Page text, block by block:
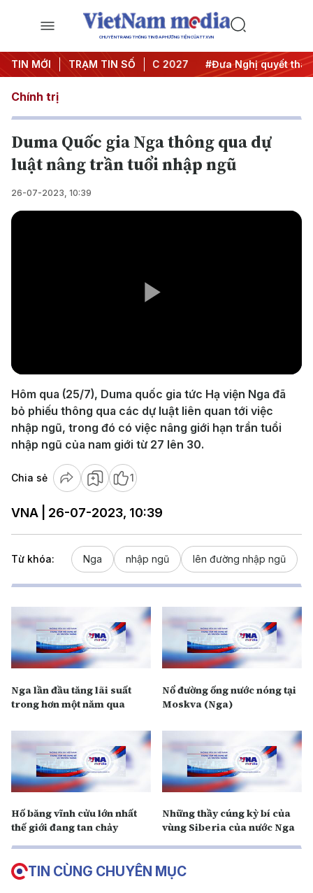
CHUYÊN TRANG THÔNG TIN ĐA PHƯƠNG TIỆN CỦA TTXVN
TIN MỚI TRẠM TIN SỐ
Trung ương 3 #APEC 2027 #Đưa Nghị quyết thành
Chính trị
Duma Quốc gia Nga thông qua dự
luật nâng trần tuổi nhập ngũ
26-07-2023, 10:39
Video
Hôm qua (25/7), Duma quốc gia tức Hạ viện Nga đã
bỏ phiếu thông qua các dự luật liên quan tới việc
nhập ngũ, trong đó có việc nâng giới hạn trần tuổi
nhập ngũ của nam giới từ 27 lên 30.
Chia sẻ 1
VNA | 26-07-2023, 10:39
Từ khóa: Nga nhập ngũ lên đường nhập ngũ
Nga lần đầu tăng lãi suất
trong hơn một năm qua
Nổ đường ống nước nóng tại
Moskva (Nga)
Hố băng vĩnh cửu lớn nhất
thế giới đang tan chảy
Những thầy cúng kỳ bí của
vùng Siberia của nước Nga
TIN CÙNG CHUYÊN MỤC